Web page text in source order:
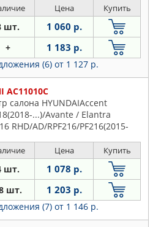
Цена Купить
шт. 1 060 р.
+ 1 183 р.
(6) от 1 127 р.
AC11010C
салона HYUNDAIAccent
...)/Avante / Elantra
RHD/AD/RPF216/PF216(2015-
2020)/CretaPFH
Цена Купить
шт. 1 078 р.
шт. 1 203 р.
(7) от 1 146 р.